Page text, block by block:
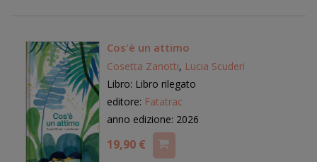
Cos'è un attimo
Cosetta Zanotti, Lucia Scuderi
Libro: Libro rilegato
editore: Fatatrac
anno edizione: 2026
19,90 €